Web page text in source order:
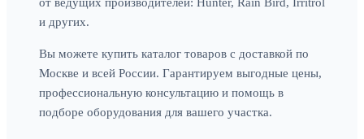
и других.
Вы можете купить каталог товаров с доставкой по
Москве и всей России. Гарантируем выгодные цены,
профессиональную консультацию и помощь в
подборе оборудования для вашего участка.